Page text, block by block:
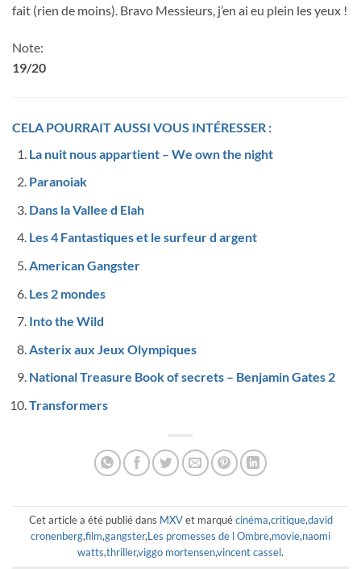
fait (rien de moins). Bravo Messieurs, j’en ai eu plein les yeux !
Note:
19/20
CELA POURRAIT AUSSI VOUS INTÉRESSER :
La nuit nous appartient – We own the night
Paranoiak
Dans la Vallee d Elah
Les 4 Fantastiques et le surfeur d argent
American Gangster
Les 2 mondes
Into the Wild
Asterix aux Jeux Olympiques
National Treasure Book of secrets – Benjamin Gates 2
Transformers
Cet article a été publié dans MXVet marquécinéma,critique,david
cronenberg,film,gangster,Les promesses de l Ombre,movie,naomi
watts,thriller,viggo mortensen,vincent cassel.